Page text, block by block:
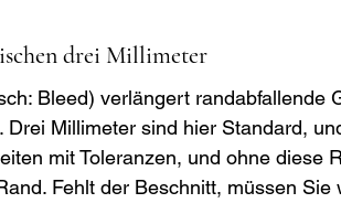
drei Millimeter
Bleed) verlängert randabfallende
Drei Millimeter sind hier Standard,
mit Toleranzen, und ohne diese
Fehlt der Beschnitt, müssen